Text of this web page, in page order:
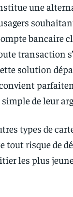
une
bancaire
transaction
solution
de leur
types de
tout risque de
les plus